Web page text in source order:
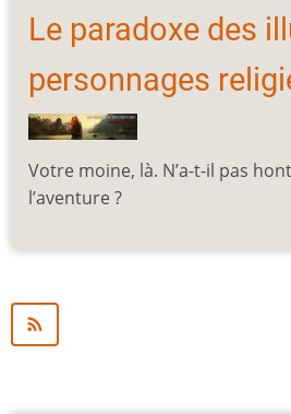
Le paradoxe des
personnages
Votre moine, là. N’a-t-il pas
l’aventure ?